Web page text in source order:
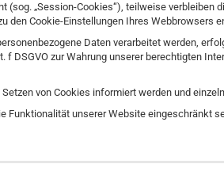
„Session-Cookies“), teilweise
den Cookie-Einstellungen Ihres Webbrowsers
Daten verarbeitet werden,
f DSGVO zur Wahrung unserer berechtigten
von Cookies informiert werden und
Funktionalität unserer Website eingeschränkt